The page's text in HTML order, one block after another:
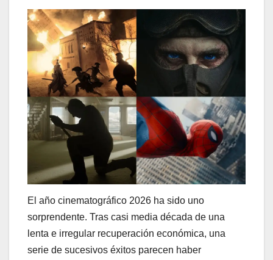
El año cinematográfico 2026 ha sido uno
sorprendente. Tras casi media década de una
lenta e irregular recuperación económica, una
serie de sucesivos éxitos parecen haber